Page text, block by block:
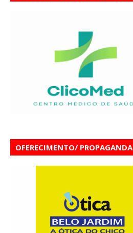
OFERECIMENTO/ PROPAGANDA